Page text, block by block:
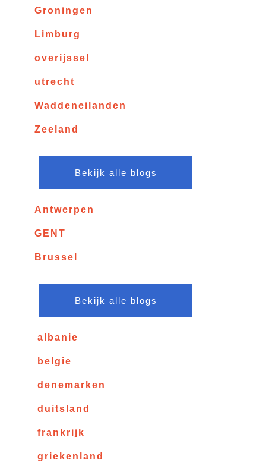
Groningen
Limburg
overijssel
utrecht
Waddeneilanden
Zeeland
Bekijk alle blogs
Antwerpen
GENT
Brussel
Bekijk alle blogs
albanie
belgie
denemarken
duitsland
frankrijk
griekenland